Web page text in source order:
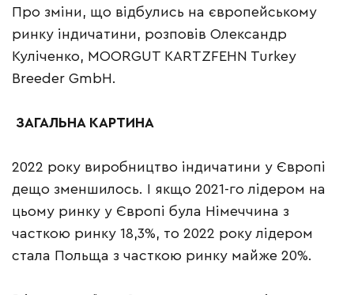
Про зміни, що відбулись на європейському
ринку індичатини, розповів Олександр
Куліченко, MOORGUT KARTZFEHN Turkey
Breeder GmbH.
ЗАГАЛЬНА КАРТИНА
2022 року виробництво індичатини у Європі
дещо зменшилось. І якщо 2021-го лідером на
цьому ринку у Європі була Німеччина з
часткою ринку 18,3%, то 2022 року лідером
стала Польща з часткою ринку майже 20%.